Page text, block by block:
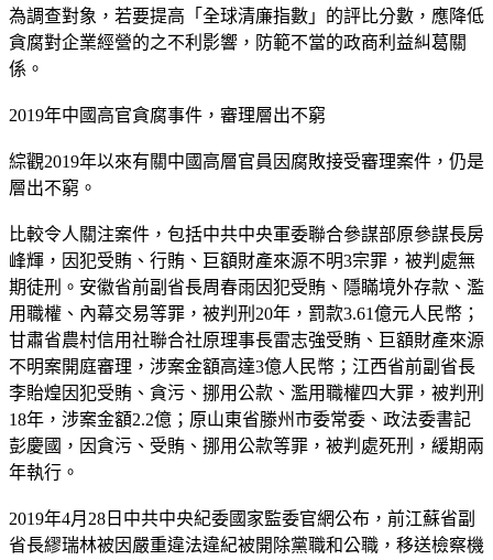
為調查對象，若要提高「全球清廉指數」的評比分數，應降低
貪腐對企業經營的之不利影響，防範不當的政商利益糾葛關
係。
2019年中國高官貪腐事件，審理層出不窮
綜觀2019年以來有關中國高層官員因腐敗接受審理案件，仍是
層出不窮。
比較令人關注案件，包括中共中央軍委聯合參謀部原參謀長房
峰輝，因犯受賄、行賄、巨額財產來源不明3宗罪，被判處無
期徒刑。安徽省前副省長周春雨因犯受賄、隱瞞境外存款、濫
用職權、內幕交易等罪，被判刑20年，罰款3.61億元人民幣；
甘肅省農村信用社聯合社原理事長雷志強受賄、巨額財產來源
不明案開庭審理，涉案金額高達3億人民幣；江西省前副省長
李貽煌因犯受賄、貪污、挪用公款、濫用職權四大罪，被判刑
18年，涉案金額2.2億；原山東省滕州市委常委、政法委書記
彭慶國，因貪污、受賄、挪用公款等罪，被判處死刑，緩期兩
年執行。
2019年4月28日中共中央紀委國家監委官網公布，前江蘇省副
省長繆瑞林被因嚴重違法違紀被開除黨職和公職，移送檢察機